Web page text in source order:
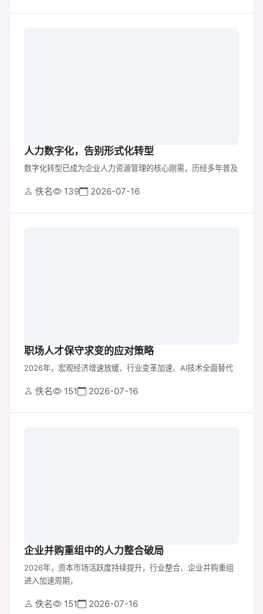
人力数字化，告别形式化转型
数字化转型已成为企业人力资源管理的核心刚需，历经多年普及
佚名 139 2026-07-16
职场人才保守求变的应对策略
2026年，宏观经济增速放缓、行业变革加速、AI技术全面替代
佚名 151 2026-07-16
企业并购重组中的人力整合破局
2026年，资本市场活跃度持续提升，行业整合、企业并购重组
进入加速周期，
佚名 151 2026-07-16